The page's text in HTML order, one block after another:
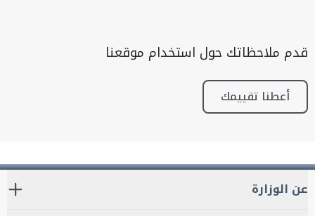
قدم ملاحظاتك حول استخدام موقعنا
أعطنا تقييمك
عن الوزارة